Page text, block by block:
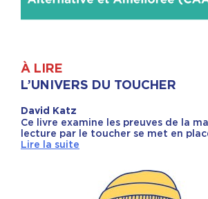
À LIRE
L’UNIVERS DU TOUCHER
David Katz
Ce livre examine les preuves de la
lecture par le toucher se met en
Lire la suite